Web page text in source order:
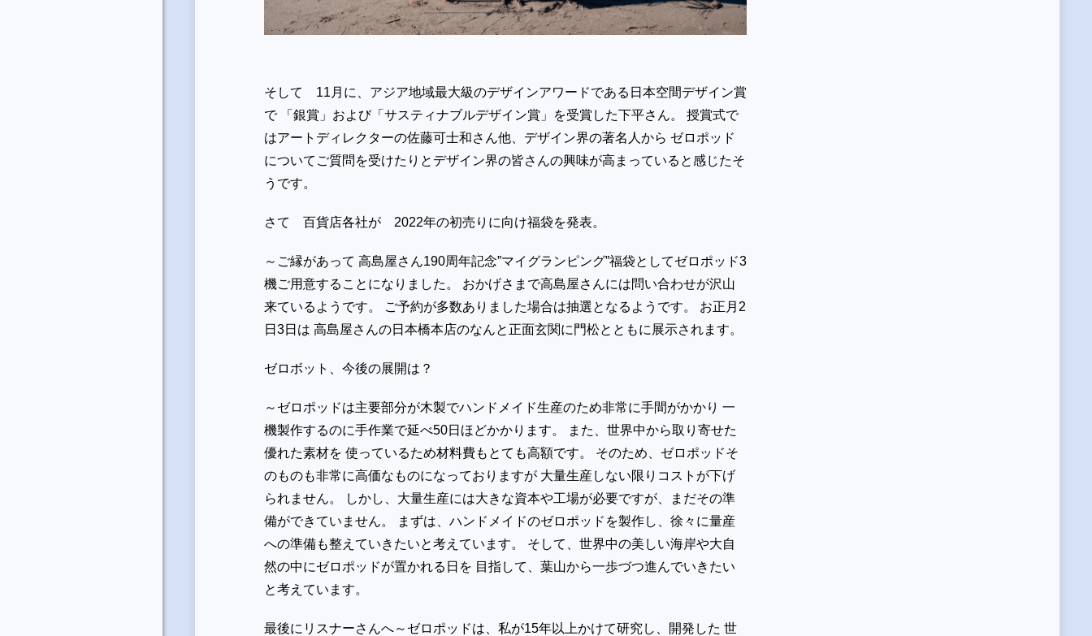
そして 11月に、アジア地域最大級のデザインアワードである日本空間デザイン賞
で 「銀賞」および「サスティナブルデザイン賞」を受賞した下平さん。 授賞式で
はアートディレクターの佐藤可士和さん他、デザイン界の著名人から ゼロポッド
についてご質問を受けたりとデザイン界の皆さんの興味が高まっていると感じたそ
うです。
さて 百貨店各社が 2022年の初売りに向け福袋を発表。
～ご縁があって 高島屋さん190周年記念”マイグランピング”福袋としてゼロポッド3
機ご用意することになりました。 おかげさまで高島屋さんには問い合わせが沢山
来ているようです。 ご予約が多数ありました場合は抽選となるようです。 お正月2
日3日は 高島屋さんの日本橋本店のなんと正面玄関に門松とともに展示されます。
ゼロボット、今後の展開は？
～ゼロポッドは主要部分が木製でハンドメイド生産のため非常に手間がかかり 一
機製作するのに手作業で延べ50日ほどかかります。 また、世界中から取り寄せた
優れた素材を 使っているため材料費もとても高額です。 そのため、ゼロポッドそ
のものも非常に高価なものになっておりますが 大量生産しない限りコストが下げ
られません。 しかし、大量生産には大きな資本や工場が必要ですが、まだその準
備ができていません。 まずは、ハンドメイドのゼロポッドを製作し、徐々に量産
への準備も整えていきたいと考えています。 そして、世界中の美しい海岸や大自
然の中にゼロポッドが置かれる日を 目指して、葉山から一歩づつ進んでいきたい
と考えています。
最後にリスナーさんへ～ゼロポッドは、私が15年以上かけて研究し、開発した 世